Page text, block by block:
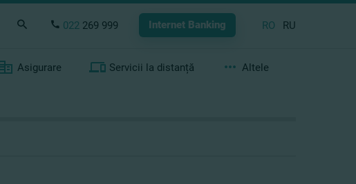
022 269 999 Internet Banking RO RU
Asigurare Servicii la distanță Altele